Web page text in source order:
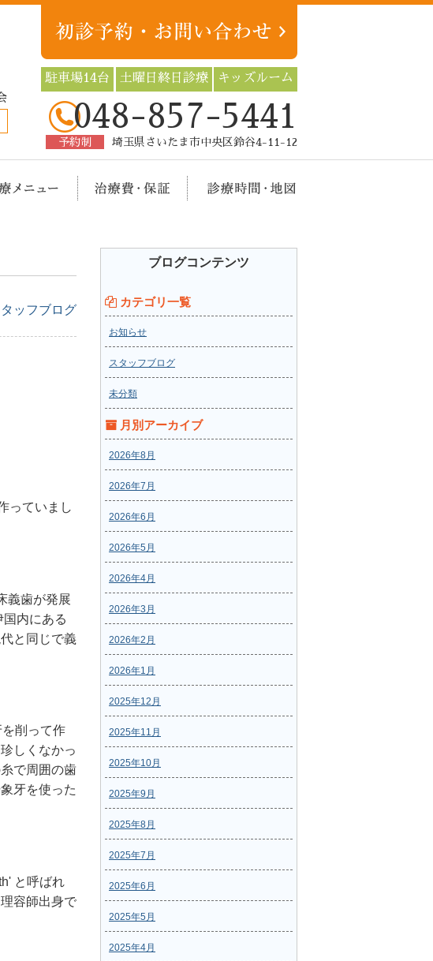
駐車場14台 土曜日終日診療 キッズルーム
048-857-5441
予約制 埼玉県さいたま市中央区鈴谷4-11-12
介 治療メニュー 治療費・保証
ッフブログ
っていまし
義歯が発展
内にある
と同じで義
削って作
しくなかっ
で周囲の歯
牙を使った
と呼ばれ
容師出身で
ブログコンテンツ
カテゴリ一覧
お知らせ
スタッフブログ
未分類
月別アーカイブ
2026年8月
2026年7月
2026年6月
2026年5月
2026年4月
2026年3月
2026年2月
2026年1月
2025年12月
2025年11月
2025年10月
2025年9月
2025年8月
2025年7月
2025年6月
2025年5月
2025年4月